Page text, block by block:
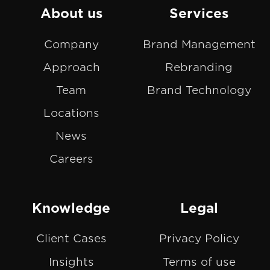
GitHub
projects
About us
Company
Approach
Team
Locations
News
Careers
Services
Brand Management
Rebranding
Brand Technology
Knowledge
Client Cases
Insights
Legal
Privacy Policy
Terms of use